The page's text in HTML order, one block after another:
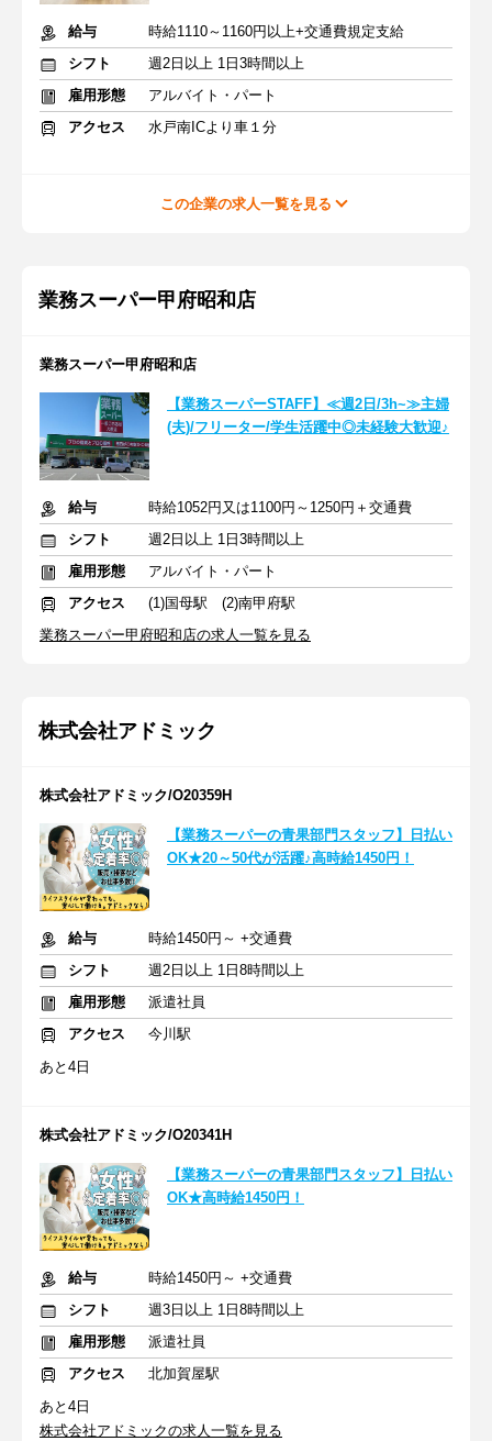
給与
時給1110～1160円以上+交通費規定支給
シフト
週2日以上 1日3時間以上
雇用形態
アルバイト・パート
アクセス
水戸南ICより車１分
この企業の求人一覧を見る
業務スーパー甲府昭和店
業務スーパー甲府昭和店
【業務スーパーSTAFF】≪週2日/3h~≫主婦
(夫)/フリーター/学生活躍中◎未経験大歓迎♪
給与
時給1052円又は1100円～1250円＋交通費
シフト
週2日以上 1日3時間以上
雇用形態
アルバイト・パート
アクセス
(1)国母駅 (2)南甲府駅
業務スーパー甲府昭和店の求人一覧を見る
株式会社アドミック
株式会社アドミック/O20359H
【業務スーパーの青果部門スタッフ】日払い
OK★20～50代が活躍♪高時給1450円！
給与
時給1450円～ +交通費
シフト
週2日以上 1日8時間以上
雇用形態
派遣社員
アクセス
今川駅
あと4日
株式会社アドミック/O20341H
【業務スーパーの青果部門スタッフ】日払い
OK★高時給1450円！
給与
時給1450円～ +交通費
シフト
週3日以上 1日8時間以上
雇用形態
派遣社員
アクセス
北加賀屋駅
あと4日
株式会社アドミックの求人一覧を見る